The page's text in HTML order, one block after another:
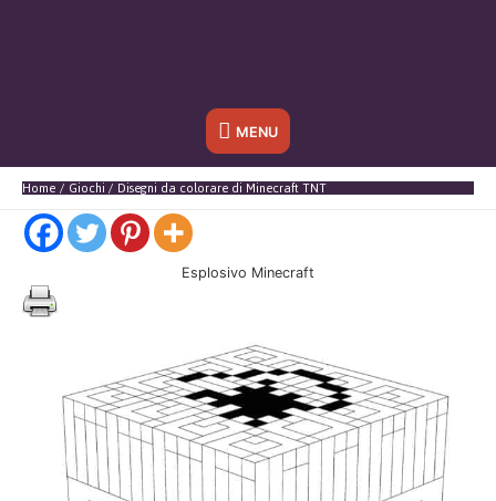
Sotto
l'header
MENU
Home Giochi Disegni da colorare di Minecraft TNT
Esplosivo Minecraft